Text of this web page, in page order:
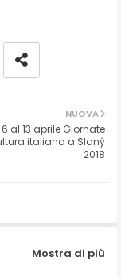
NUOVA
al 13 aprile Giornate
italiana a Slaný
2018
Mostra di più